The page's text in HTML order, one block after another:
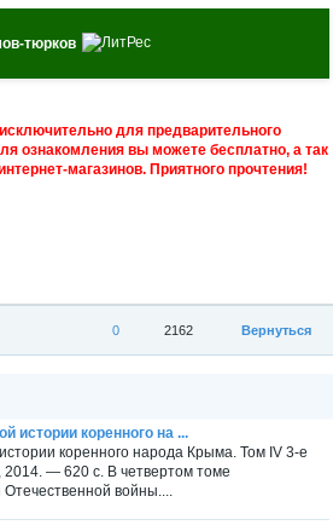
тюрков
для предварительного
ознакомления вы можете бесплатно, а так
магазинов. Приятного прочтения!
Вернуться
2162
0
истории коренного на ...
коренного народа Крыма. Том IV 3-е
— 620 с. В четвертом томе
войны....